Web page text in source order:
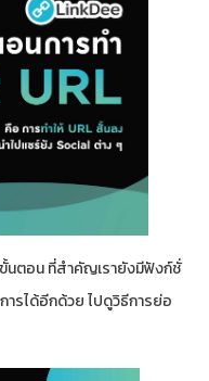
นตอน ที่สำคัญเรายังมีฟังก์ชั่
รได้อีกด้วย ไปดูวิธีการย่อ